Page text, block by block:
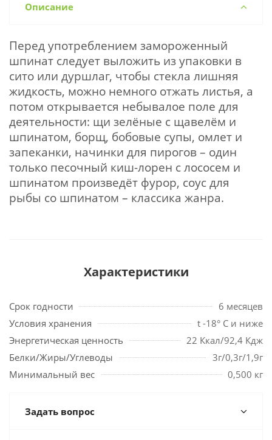
Описание
Перед употреблением замороженный
шпинат следует выложить из упаковки в
сито или дуршлаг, чтобы стекла лишняя
жидкость, можно немного отжать листья, а
потом открывается небывалое поле для
деятельности: щи зелёные с щавелём и
шпинатом, борщ, бобовые супы, омлет и
запеканки, начинки для пирогов – один
только песочный киш-лорен с лососем и
шпинатом произведёт фурор, соус для
рыбы со шпинатом – классика жанра.
Характеристики
Срок годности
6 месяцев
Условия хранения
t -18° С и ниже
Энергетическая ценность
22 Ккал/92,4 Кдж
Белки/Жиры/Углеводы
3г/0,3г/1,9г
Минимальный вес
0,500 кг
Задать вопрос